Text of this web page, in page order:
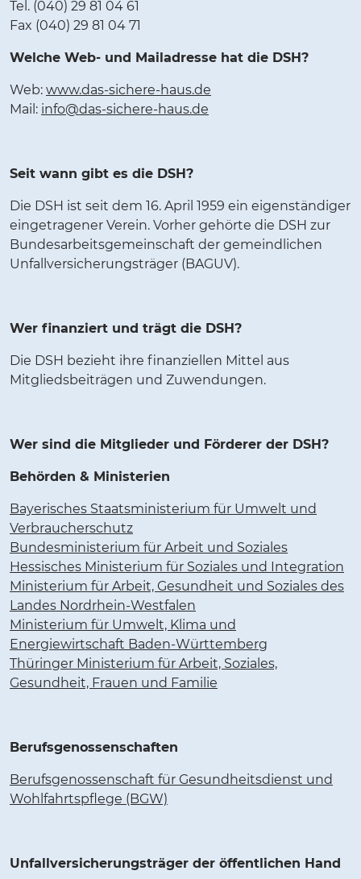
Tel. (040) 29 81 04 61
Fax (040) 29 81 04 71
Welche Web- und Mailadresse hat die DSH?
Web: www.das-sichere-haus.de
Mail: info@das-sichere-haus.de
Seit wann gibt es die DSH?
Die DSH ist seit dem 16. April 1959 ein eigenständiger
eingetragener Verein. Vorher gehörte die DSH zur
Bundesarbeitsgemeinschaft der gemeindlichen
Unfallversicherungsträger (BAGUV).
Wer finanziert und trägt die DSH?
Die DSH bezieht ihre finanziellen Mittel aus
Mitgliedsbeiträgen und Zuwendungen.
Wer sind die Mitglieder und Förderer der DSH?
Behörden & Ministerien
Bayerisches Staatsministerium für Umwelt und
Verbraucherschutz
Bundesministerium für Arbeit und Soziales
Hessisches Ministerium für Soziales und Integration
Ministerium für Arbeit, Gesundheit und Soziales des
Landes Nordrhein-Westfalen
Ministerium für Umwelt, Klima und
Energiewirtschaft Baden-Württemberg
Thüringer Ministerium für Arbeit, Soziales,
Gesundheit, Frauen und Familie
Berufsgenossenschaften
Berufsgenossenschaft für Gesundheitsdienst und
Wohlfahrtspflege (BGW)
Unfallversicherungsträger der öffentlichen Hand